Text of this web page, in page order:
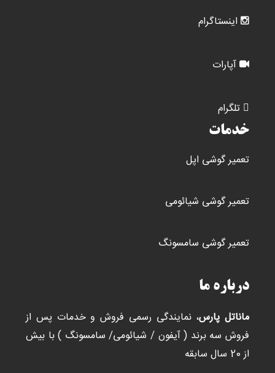
اینستاگرام
آپارات
تلگرام
خدمات
تعمیر گوشی اپل
تعمیر گوشی شیائومی
تعمیر گوشی سامسونگ
درباره ما
ماناتل پارس، نمایندگی رسمی فروش و خدمات پس از
فروش سه برند ( آیفون / شیائومی/ سامسونگ ) با بیش
از 20 سال سابقه